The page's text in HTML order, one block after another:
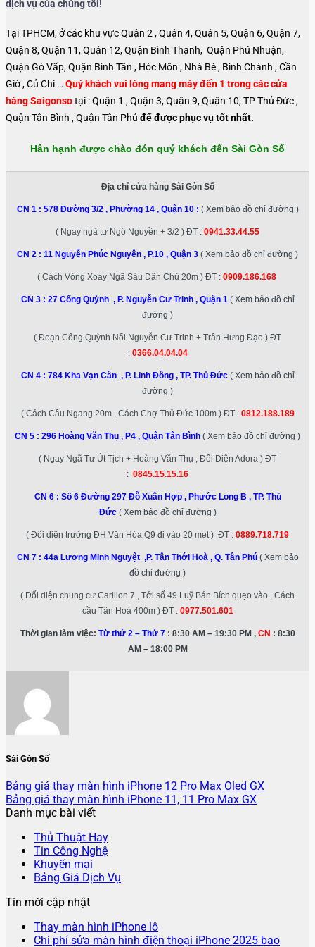
dịch vụ của chúng tôi!
Tại TPHCM, ở các khu vực Quận 2 , Quận 4, Quận 5, Quận 6, Quận 7,
Quận 8, Quận 11, Quận 12, Quận Bình Thạnh, Quận Phú Nhuận,
Quận Gò Vấp, Quận Bình Tân , Hóc Môn , Nhà Bè , Bình Chánh , Cần
Giờ , Củ Chi … Quý khách vui lòng mang máy đến 1 trong các cửa
hàng Saigonsotại : Quận 1 , Quận 3, Quận 9, Quận 10, TP Thủ Đức ,
Quận Tân Bình , Quận Tân Phú để được phục vụ tốt nhất.
Hân hạnh được chào đón quý khách đến Sài Gòn Số
Địa chỉ cửa hàng Sài Gòn Số
CN 1 : 578 Đường 3/2 , Phường 14 , Quận 10: ( Xem bảo đồ chỉ đường )
( Ngay ngã tư Ngô Nguyền + 3/2 ) ĐT : 0941.33.44.55
CN 2 : 11 Nguyễn Phúc Nguyên , P.10 , Quận 3 ( Xem bảo đồ chỉ đường )
( Cách Vòng Xoay Ngã Sáu Dân Chủ 20m ) ĐT : 0909.186.168
CN 3 : 27 Cống Quỳnh , P. Nguyễn Cư Trinh , Quận 1 ( Xem bảo đồ chỉ
đường )
( Đoạn Cống Quỳnh Nối Nguyễn Cư Trinh + Trần Hưng Đạo ) ĐT
: 0366.04.04.04
CN 4 : 784 Kha Vạn Cân , P. Linh Đông , TP. Thủ Đức( Xem bảo đồ chỉ
đường )
( Cách Cầu Ngang 20m , Cách Chợ Thủ Đức 100m ) ĐT : 0812.188.189
CN 5 : 296 Hoàng Văn Thụ , P4 , Quận Tân Bình ( Xem bảo đồ chỉ đường )
( Ngay Ngã Tư Út Tịch + Hoàng Văn Thụ , Đối Diện Adora ) ĐT
: 0845.15.15.16
CN 6 : Số 6 Đường 297 Đỗ Xuân Hợp , Phước Long B , TP. Thủ
Đức ( Xem bảo đồ chỉ đường )
( Đối diện trường ĐH Văn Hóa Q9 đi vào 20 met ) ĐT : 0889.718.719
CN 7 : 44a Lương Minh Nguyệt ,P. Tân Thới Hoà , Q. Tân Phú ( Xem bảo
đồ chỉ đường )
( Đối diện chung cư Carillon 7 , Tới số 49 Luỹ Bán Bích quẹo vào , Cách
cầu Tân Hoá 400m ) ĐT : 0977.501.601
Thời gian làm việc: Từ thứ 2 – Thứ 7: 8:30 AM – 19:30 PM , CN : 8:30
AM – 18:00 PM
Sài Gòn Số
Bảng giá thay màn hình iPhone 12 Pro Max Oled GX
Bảng giá thay màn hình iPhone 11, 11 Pro Max GX
Danh mục bài viết
Thủ Thuật Hay
Tin Công Nghệ
Khuyến mại
Bảng Giá Dịch Vụ
Tin mới cập nhật
Thay màn hình iPhone lôKhông
có
Chi phí sửa màn hình điện thoại iPhone 2025 bao